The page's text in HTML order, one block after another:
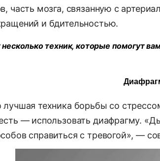
часть мозга, связанную с
и бдительностью.
техник, которые помогут
лучшая техника борьбы со
— использовать диафрагму.
справиться с тревогой», —